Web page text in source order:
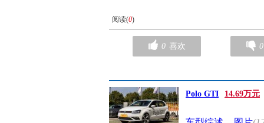
阅读(0)
0 喜欢 0
Polo GTI 14.69万元